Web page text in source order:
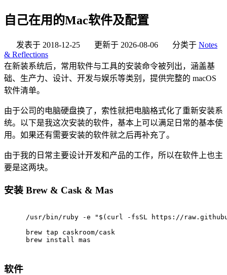
自己在用的Mac软件及配置
发表于 2018-12-25 更新于 2026-08-06 分类于 Notes
& Reflections
在新装系统后，常用软件与工具的安装命令被列出，涵盖基
础、生产力、设计、开发与娱乐等类别，提供完整的 macOS
软件清单。
由于公司的电脑硬盘换了，索性就把电脑格式化了重新安装系
统。以下是我这次安装的软件，基本上可以满足日常的基本使
用。如果还有需要安装的软件就之后再补充了。
由于我的日常主要设计开发和产品的工作，所以在软件上也主
要是这两块。
安装 Brew & Cask & Mas
/usr/bin/ruby -e " $(curl -fsSL https://
brew tap caskroom/cask
brew install mas
软件